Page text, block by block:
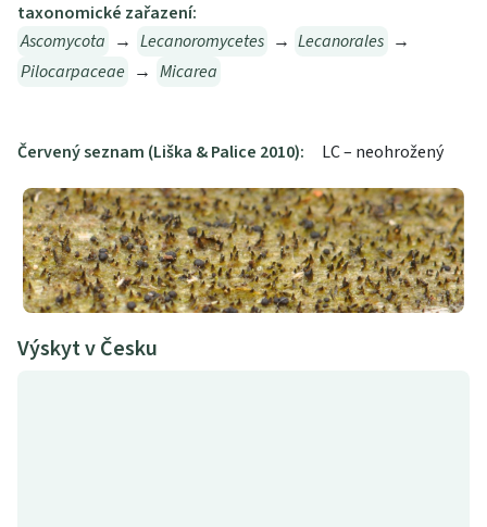
taxonomické zařazení:
Ascomycota → Lecanoromycetes → Lecanorales →
Pilocarpaceae → Micarea
Červený seznam (Liška & Palice 2010): LC – neohrožený
Výskyt v Česku